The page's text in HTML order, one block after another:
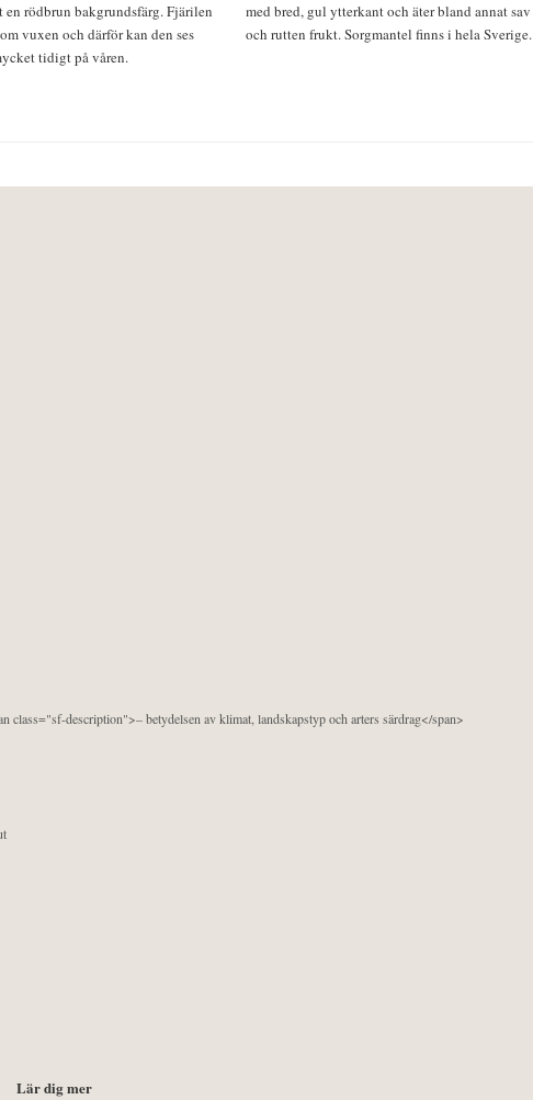
en rödbrun bakgrundsfärg. Fjärilen
vuxen och därför kan den ses
tidigt på våren.
med bred, gul ytterkant och äter bland annat sav
och rutten frukt. Sorgmantel finns i hela Sverige.
description">– betydelsen av klimat, landskapstyp och arters särdrag</span>
Lär dig mer